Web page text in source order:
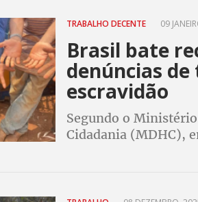
TRABALHO DECENTE 09
Brasil bate
denúncias
escravidão
Segundo o
Cidadania (MDHC),